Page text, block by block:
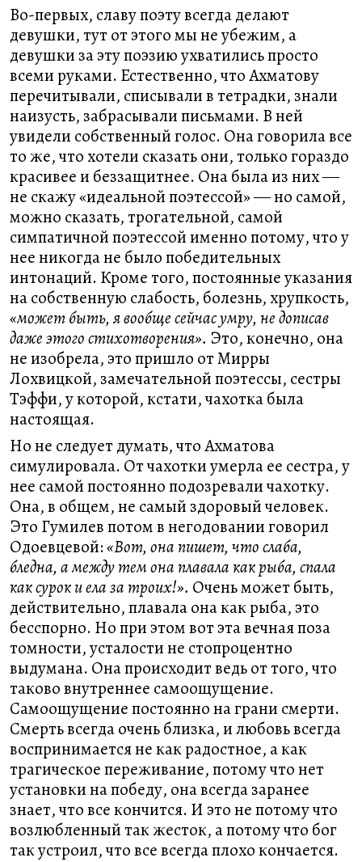
Во-первых, славу поэту всегда делают
девушки, тут от этого мы не убежим, а
девушки за эту поэзию ухватились просто
всеми руками. Естественно, что Ахматову
перечитывали, списывали в тетрадки, знали
наизусть, забрасывали письмами. В ней
увидели собственный голос. Она говорила все
то же, что хотели сказать они, только гораздо
красивее и беззащитнее. Она была из них ―
не скажу «идеальной поэтессой» ― но самой,
можно сказать, трогательной, самой
симпатичной поэтессой именно потому, что у
нее никогда не было победительных
интонаций. Кроме того, постоянные указания
на собственную слабость, болезнь, хрупкость,
«может быть, я вообще сейчас умру, не дописав
даже этого стихотворения». Это, конечно, она
не изобрела, это пришло от Мирры
Лохвицкой, замечательной поэтессы, сестры
Тэффи, у которой, кстати, чахотка была
настоящая.
Но не следует думать, что Ахматова
симулировала. От чахотки умерла ее сестра, у
нее самой постоянно подозревали чахотку.
Она, в общем, не самый здоровый человек.
Это Гумилев потом в негодовании говорил
Одоевцевой:«Вот, она пишет, что слаба,
бледна, а между тем она плавала как рыба, спала
как сурок и ела за троих!». Очень может быть,
действительно, плавала она как рыба, это
бесспорно. Но при этом вот эта вечная поза
томности, усталости не стопроцентно
выдумана. Она происходит ведь от того, что
таково внутреннее самоощущение.
Самоощущение постоянно на грани смерти.
Смерть всегда очень близка, и любовь всегда
воспринимается не как радостное, а как
трагическое переживание, потому что нет
установки на победу, она всегда заранее
знает, что все кончится. И это не потому что
возлюбленный так жесток, а потому что бог
так устроил, что все всегда плохо кончается.